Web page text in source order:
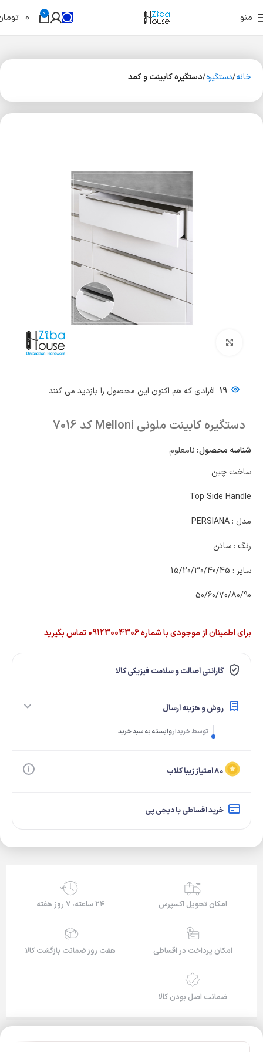
منو 0
0
خانه دستگیره دستگیره کابینت و کمد
19 افرادی که هم اکنون این محصول را بازدید می کنند
دستگیره کابینت ملونی Melloni کد 7016
شناسه محصول: نامعلوم
ساخت چین
Top Side Handle
مدل : PERSIANA
رنگ : ساتن
سایز : 15/20/30/40/45
50/60/70/80/90
برای اطمینان از موجودی با شماره 09123004306 تماس بگیرید
گارانتی اصالت و سلامت فیزیکی کالا
روش و هزینه ارسال
توسط خریداروابسته به سبد خرید
۸۰ امتیاز زیبا کلاب
خرید اقساطی با دیجی پی
امکان تحویل اکسپرس
24/7
۲۴ ساعته، ۷ روز هفته
امکان پرداخت در اقساطی هفت روز ضمانت بازگشت کالا
ضمانت اصل بودن کالا